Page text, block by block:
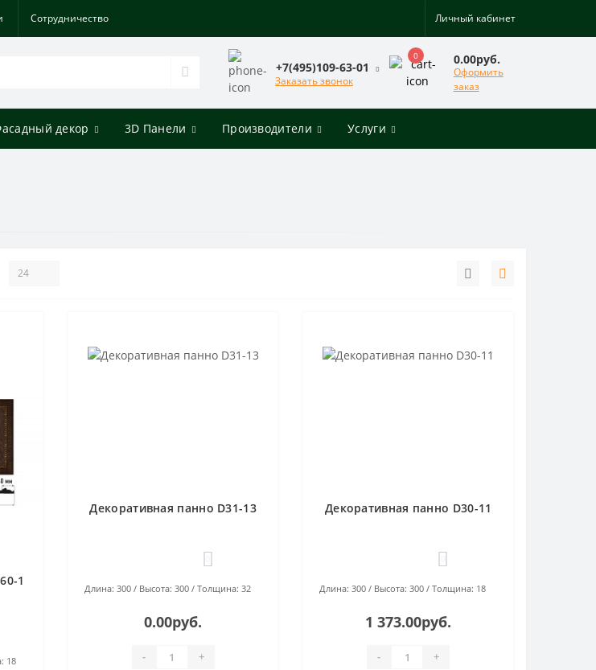
Cотрудничество Личный кабинет
+7(495)109-63-01
Заказать звонок
0 0.00руб.
Оформить
заказ
декор 3D Панели Производители Услуги
1
18
Декоративная панно D31-13
Длина: 300 Высота: 300 Толщина: 32
0.00руб.
- +
Декоративная панно D30-11
Длина: 300 Высота: 300 Толщина: 18
1 373.00руб.
- +